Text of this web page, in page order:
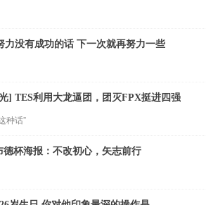
力没有成功的话 下一次就再努力一些
] TES利用大龙逼团，团灭FPX挺进四强
种话”
德杯海报：不改初心，矢志前行